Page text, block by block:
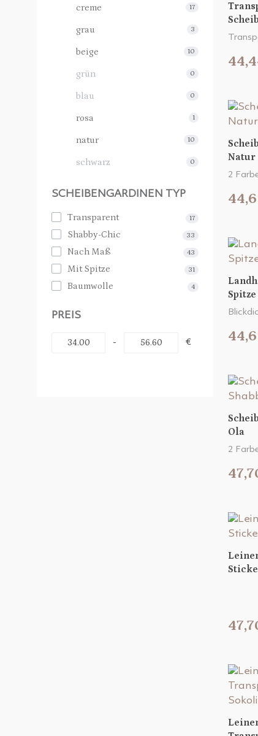
creme 17
grau 3
beige 10
grün 0
blau 0
rosa 1
natur 10
schwarz 0
SCHEIBENGARDINEN TYP
Transparent 17
Shabby-Chic 33
Nach Maß 43
Mit Spitze 31
Baumwolle 4
PREIS
- €
Natur
2
Ola
2